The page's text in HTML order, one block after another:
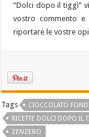
“Dolci dopo il tiggì”
vostro commento
riportare le vostre
Tags CIOCCOLATO
RICETTE DOLCI DOPO IL
ZENZERO